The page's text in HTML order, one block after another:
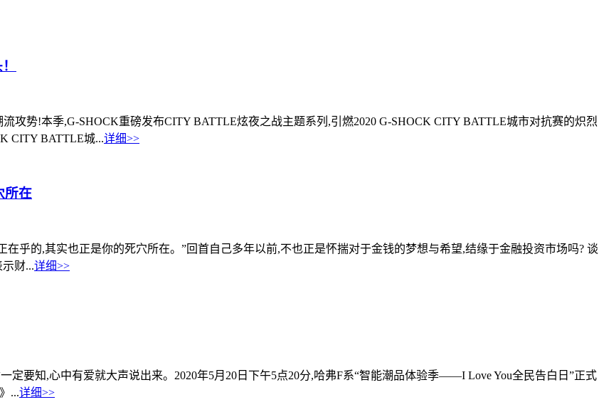
攻势!本季,G-SHOCK重磅发布CITY BATTLE炫夜之战主题系列,引燃2020 G-SHOCK CITY BATTLE城市对抗赛的炽烈
CITY BATTLE城...详细>>
所在
在乎的,其实也正是你的死穴所在。”回首自己多年以前,不也正是怀揣对于金钱的梦想与希望,结缘于金融投资市场吗? 谈
财...详细>>
定要知,心中有爱就大声说出来。2020年5月20日下午5点20分,哈弗F系“智能潮品体验季——I Love You全民告白日”正式
...详细>>